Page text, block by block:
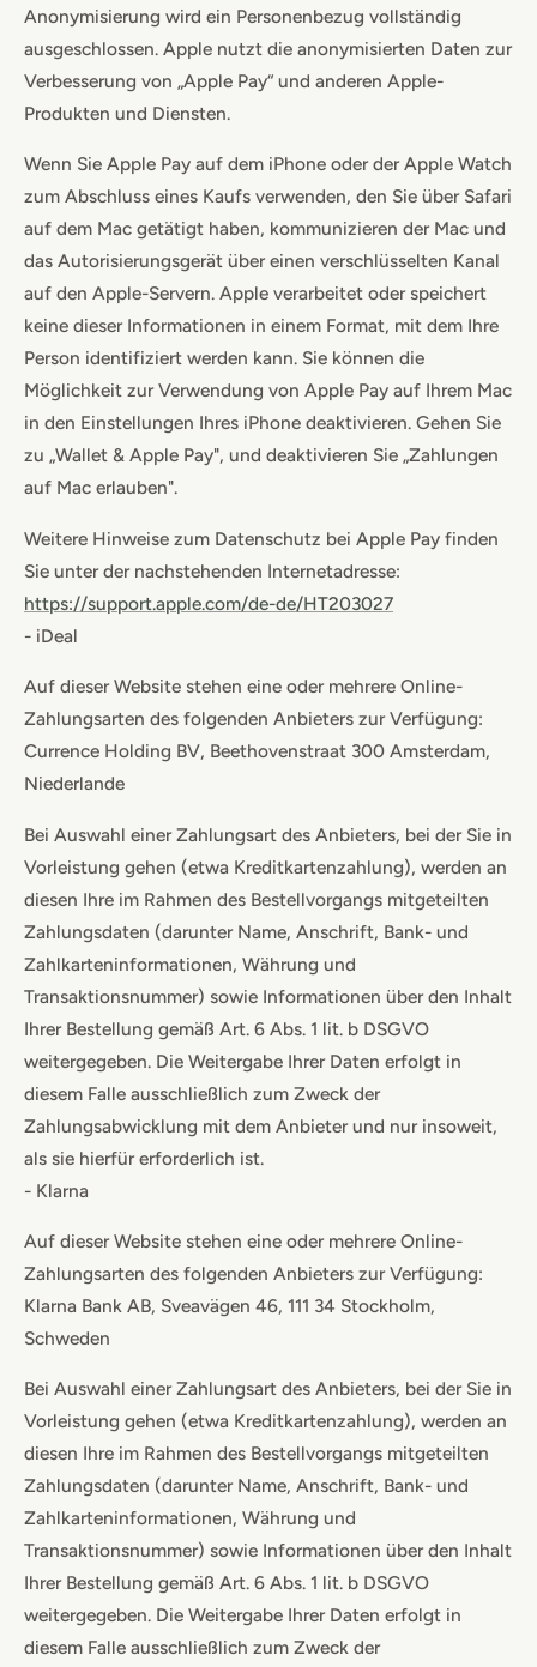
Anonymisierung wird ein Personenbezug vollständig
ausgeschlossen. Apple nutzt die anonymisierten Daten zur
Verbesserung von „Apple Pay“ und anderen Apple-
Produkten und Diensten.
Wenn Sie Apple Pay auf dem iPhone oder der Apple Watch
zum Abschluss eines Kaufs verwenden, den Sie über Safari
auf dem Mac getätigt haben, kommunizieren der Mac und
das Autorisierungsgerät über einen verschlüsselten Kanal
auf den Apple-Servern. Apple verarbeitet oder speichert
keine dieser Informationen in einem Format, mit dem Ihre
Person identifiziert werden kann. Sie können die
Möglichkeit zur Verwendung von Apple Pay auf Ihrem Mac
in den Einstellungen Ihres iPhone deaktivieren. Gehen Sie
zu „Wallet & Apple Pay", und deaktivieren Sie „Zahlungen
auf Mac erlauben".
Weitere Hinweise zum Datenschutz bei Apple Pay finden
Sie unter der nachstehenden Internetadresse:
https://support.apple.com/de-de/HT203027
- iDeal
Auf dieser Website stehen eine oder mehrere Online-
Zahlungsarten des folgenden Anbieters zur Verfügung:
Currence Holding BV, Beethovenstraat 300 Amsterdam,
Niederlande
Bei Auswahl einer Zahlungsart des Anbieters, bei der Sie in
Vorleistung gehen (etwa Kreditkartenzahlung), werden an
diesen Ihre im Rahmen des Bestellvorgangs mitgeteilten
Zahlungsdaten (darunter Name, Anschrift, Bank- und
Zahlkarteninformationen, Währung und
Transaktionsnummer) sowie Informationen über den Inhalt
Ihrer Bestellung gemäß Art. 6 Abs. 1 lit. b DSGVO
weitergegeben. Die Weitergabe Ihrer Daten erfolgt in
diesem Falle ausschließlich zum Zweck der
Zahlungsabwicklung mit dem Anbieter und nur insoweit,
als sie hierfür erforderlich ist.
- Klarna
Auf dieser Website stehen eine oder mehrere Online-
Zahlungsarten des folgenden Anbieters zur Verfügung:
Klarna Bank AB, Sveavägen 46, 111 34 Stockholm,
Schweden
Bei Auswahl einer Zahlungsart des Anbieters, bei der Sie in
Vorleistung gehen (etwa Kreditkartenzahlung), werden an
diesen Ihre im Rahmen des Bestellvorgangs mitgeteilten
Zahlungsdaten (darunter Name, Anschrift, Bank- und
Zahlkarteninformationen, Währung und
Transaktionsnummer) sowie Informationen über den Inhalt
Ihrer Bestellung gemäß Art. 6 Abs. 1 lit. b DSGVO
weitergegeben. Die Weitergabe Ihrer Daten erfolgt in
diesem Falle ausschließlich zum Zweck der